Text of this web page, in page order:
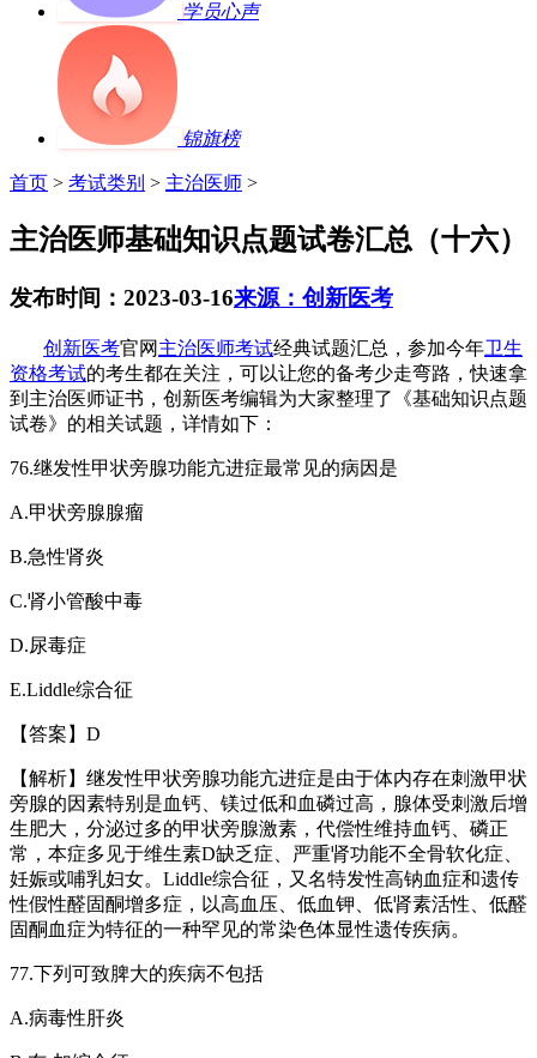
学员心声
锦旗榜
首页 > 考试类别 > 主治医师 >
主治医师基础知识点题试卷汇总（十六）
发布时间：2023-03-16来源：创新医考
创新医考官网 主治医师考试经典试题汇总，参加今年卫生
资格考试的考生都在关注，可以让您的备考少走弯路，快速拿
到主治医师证书，创新医考编辑为大家整理了《基础知识点题
试卷》的相关试题，详情如下：
76.继发性甲状旁腺功能亢进症最常见的病因是
A.甲状旁腺腺瘤
B.急性肾炎
C.肾小管酸中毒
D.尿毒症
E.Liddle综合征
【答案】 D
【解析】继发性甲状旁腺功能亢进症是由于体内存在刺激甲状
旁腺的因素特别是血钙、镁过低和血磷过高，腺体受刺激后增
生肥大，分泌过多的甲状旁腺激素，代偿性维持血钙、磷正
常，本症多见于维生素D缺乏症、严重肾功能不全骨软化症、
妊娠或哺乳妇女。 Liddle综合征，又名特发性高钠血症和遗传
性假性醛固酮增多症，以高血压、低血钾、低肾素活性、低醛
固酮血症为特征的一种罕见的常染色体显性遗传疾病。
77.下列可致脾大的疾病不包括
A.病毒性肝炎